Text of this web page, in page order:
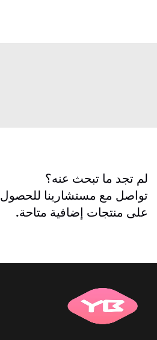
لم تجد ما تبحث عنه؟
تواصل مع مستشارينا للحصول
على منتجات إضافية متاحة.